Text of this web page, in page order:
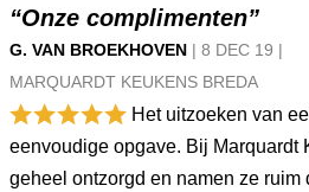
“Onze complimenten”
G. VAN BROEKHOVEN | 8 DEC 19 |
MARQUARDT KEUKENS BREDA
Het uitzoeken van
eenvoudige opgave. Bij Marquardt
geheel ontzorgd en namen ze ruim